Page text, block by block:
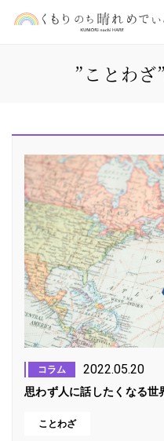
”ことわざ
コラム 2022.05.20
思わず人に話したくなる世
ことわざ